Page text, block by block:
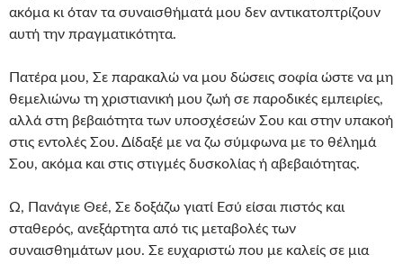
ακόμα κι όταν τα συναισθήματά μου δεν αντικατοπτρίζουν
αυτή την πραγματικότητα.
Πατέρα μου, Σε παρακαλώ να μου δώσεις σοφία ώστε να μη
θεμελιώνω τη χριστιανική μου ζωή σε παροδικές εμπειρίες,
αλλά στη βεβαιότητα των υποσχέσεών Σου και στην υπακοή
στις εντολές Σου. Δίδαξέ με να ζω σύμφωνα με το θέλημά
Σου, ακόμα και στις στιγμές δυσκολίας ή αβεβαιότητας.
Ω, Πανάγιε Θεέ, Σε δοξάζω γιατί Εσύ είσαι πιστός και
σταθερός, ανεξάρτητα από τις μεταβολές των
συναισθημάτων μου. Σε ευχαριστώ που με καλείς σε μια